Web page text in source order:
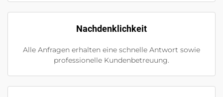
Nachdenklichkeit
Alle Anfragen erhalten eine schnelle Antwort sowie
professionelle Kundenbetreuung.